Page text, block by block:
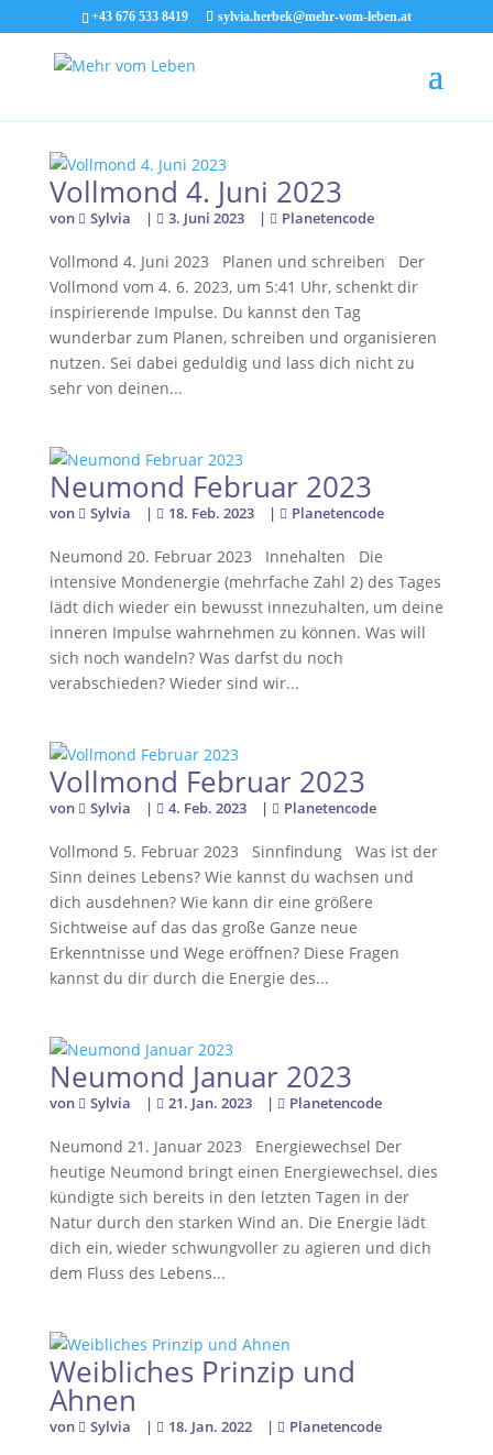
+43 676 533 8419 sylvia.herbek@mehr-vom-leben.at
Vollmond 4. Juni 2023
von Sylvia | 3. Juni 2023 | Planetencode
Vollmond 4. Juni 2023 Planen und schreiben Der
Vollmond vom 4. 6. 2023, um 5:41 Uhr, schenkt dir
inspirierende Impulse. Du kannst den Tag
wunderbar zum Planen, schreiben und organisieren
nutzen. Sei dabei geduldig und lass dich nicht zu
sehr von deinen...
Neumond Februar 2023
von Sylvia | 18. Feb. 2023 | Planetencode
Neumond 20. Februar 2023 Innehalten Die
intensive Mondenergie (mehrfache Zahl 2) des Tages
lädt dich wieder ein bewusst innezuhalten, um deine
inneren Impulse wahrnehmen zu können. Was will
sich noch wandeln? Was darfst du noch
verabschieden? Wieder sind wir...
Vollmond Februar 2023
von Sylvia | 4. Feb. 2023 | Planetencode
Vollmond 5. Februar 2023 Sinnfindung Was ist der
Sinn deines Lebens? Wie kannst du wachsen und
dich ausdehnen? Wie kann dir eine größere
Sichtweise auf das das große Ganze neue
Erkenntnisse und Wege eröffnen? Diese Fragen
kannst du dir durch die Energie des...
Neumond Januar 2023
von Sylvia | 21. Jan. 2023 | Planetencode
Neumond 21. Januar 2023 Energiewechsel Der
heutige Neumond bringt einen Energiewechsel, dies
kündigte sich bereits in den letzten Tagen in der
Natur durch den starken Wind an. Die Energie lädt
dich ein, wieder schwungvoller zu agieren und dich
dem Fluss des Lebens...
Weibliches Prinzip und
Ahnen
von Sylvia | 18. Jan. 2022 | Planetencode